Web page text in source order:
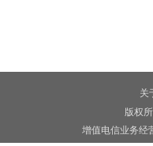
关
版权
增值电信业务经